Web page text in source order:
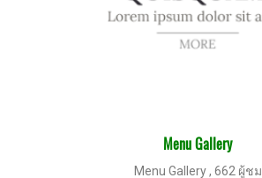
Menu Gallery
Menu Gallery, 662 ผู้ชม